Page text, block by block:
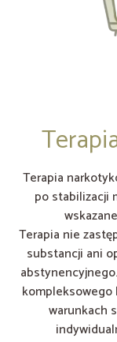
Terapia
po stabilizacji
Terapia nie
substancji ani
kompleksowego
warunkach